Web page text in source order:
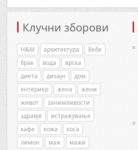
Клучни зборови
H&M архитектура
бебе
брак
вода
врска
диета
дизајн
дом
ентериер
жена
жени
живот
занимливости
здравје
истражување
кафе
кожа
коса
лимон
маж
мажи